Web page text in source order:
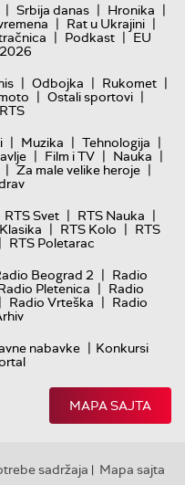
| Srbija danas | Hronika |
| Rat u Ukrajini |
| Podkast | EU
| Odbojka | Rukomet |
| Ostali sportovi |
| Muzika | Tehnologija |
| Film i TV | Nauka |
| Za male velike heroje |
RTS Svet | RTS Nauka |
| RTS Kolo | RTS
| RTS Poletarac
Beograd 2 | Radio
Pletenica | Radio
| Radio Vrteška | Radio
nabavke | Konkursi
MAPA SAJTA
sadržaja | Mapa sajta